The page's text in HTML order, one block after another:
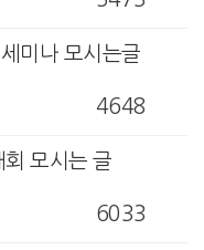
미나 모시는글
4648
모시는 글
6033